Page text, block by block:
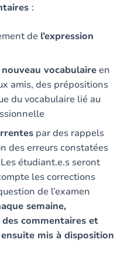
:
de l’expression
nouveau vocabulaire en
amis, des prépositions
du vocabulaire lié au
par des rappels
des erreurs constatées
étudiant.e.s seront
les corrections
de l’examen
semaine,
commentaires et
mis à disposition